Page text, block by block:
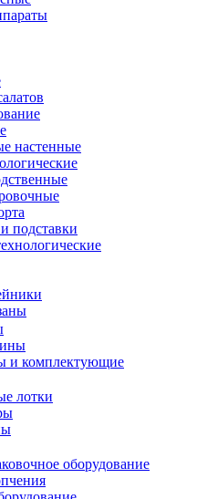
настенные
подставки
и комплектующие
лотки
оборудование